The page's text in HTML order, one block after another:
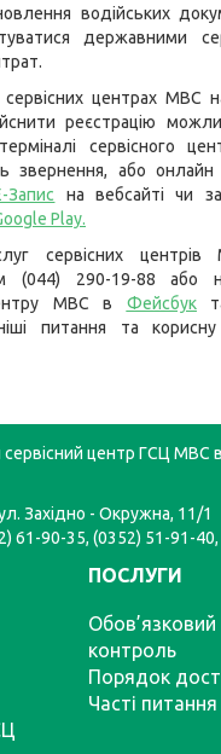
водійських
державними
центрах МВС
реєстрацію
сервісного
звернення, або
Запис на вебсайті чи
Play.
сервісних
(044) 290-19-88 або
МВС в Фейсбук
питання та
центр ГСЦ МВС
Західно - Окружна, 11/1
61-90-35, (0352) 51-91-
ПОСЛУГИ
Обов’язковий
контроль
Порядок
Часті питання